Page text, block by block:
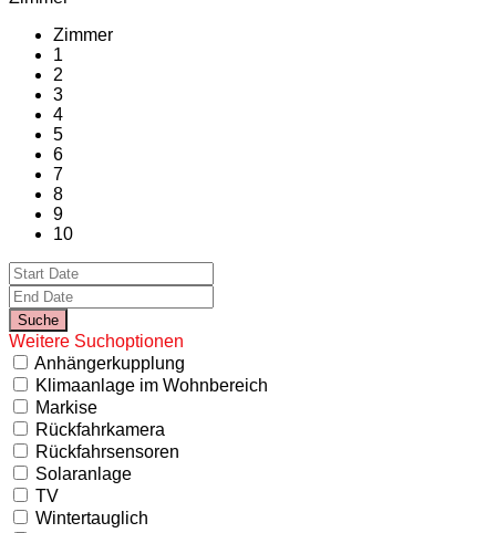
Zimmer
1
2
3
4
5
6
7
8
9
10
Weitere Suchoptionen
Anhängerkupplung
Klimaanlage im Wohnbereich
Markise
Rückfahrkamera
Rückfahrsensoren
Solaranlage
TV
Wintertauglich